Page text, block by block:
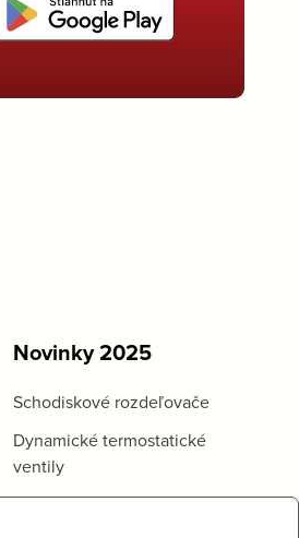
Novinky 2025
Schodiskové rozdeľovače
Dynamické termostatické
ventily